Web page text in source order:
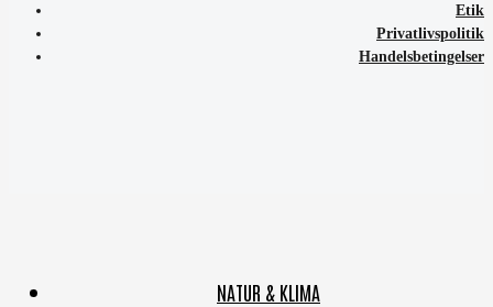
Etik
Privatlivspolitik
Handelsbetingelser
NATUR & KLIMA